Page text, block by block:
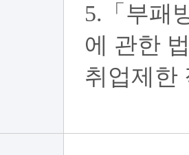
5.「부패
에 관한
취업제한